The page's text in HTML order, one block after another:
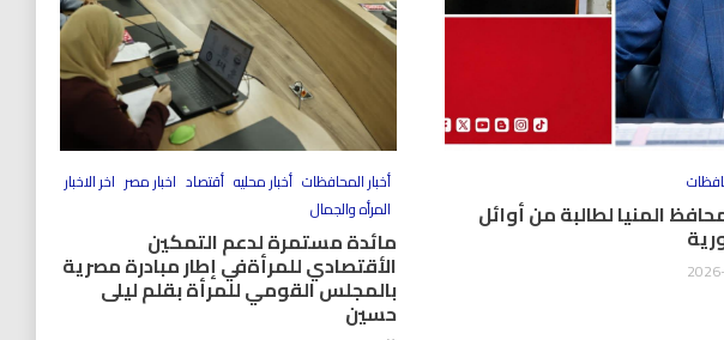
المنيا لطالبة من أوائل
أخبار المحافظات أخبار محليه أقتصاد اخبار مصر اخر الاخبار
المرأه والجمال
مائدة مستمرة لدعم التمكين
الأقتصادي للمرأةفي إطار مبادرة مصرية
بالمجلس القومي للمرأة بقلم ليلى
حسين